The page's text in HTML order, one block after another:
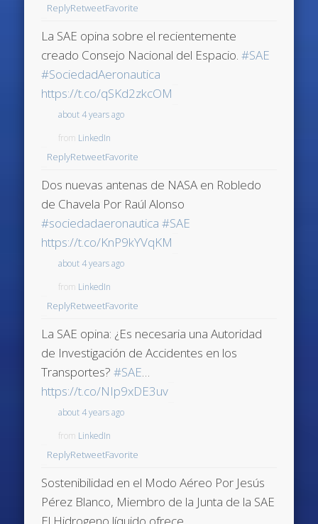
ReplyRetweetFavorite
La SAE opina sobre el recientemente
creado Consejo Nacional del Espacio.#SAE
#SociedadAeronautica
https://t.co/qSKd2zkcOM
about 4 years ago
from LinkedIn
ReplyRetweetFavorite
Dos nuevas antenas de NASA en Robledo
de Chavela Por Raúl Alonso
#sociedadaeronautica #SAE
https://t.co/KnP9kYVqKM
about 4 years ago
from LinkedIn
ReplyRetweetFavorite
La SAE opina: ¿Es necesaria una Autoridad
de Investigación de Accidentes en los
Transportes?#SAE…
https://t.co/NIp9xDE3uv
about 4 years ago
from LinkedIn
ReplyRetweetFavorite
Sostenibilidad en el Modo Aéreo Por Jesús
Pérez Blanco, Miembro de la Junta de la SAE
El Hidrogeno líquido ofrece…